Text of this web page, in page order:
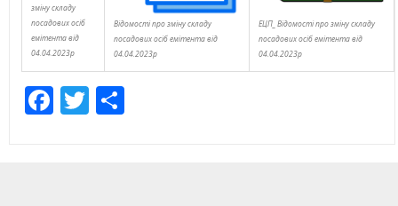
зміну складу
посадових осіб
емітента від
04.04.2023р
Відомості про зміну складу
посадових осіб емітента від
04.04.2023р
ЕЦП_ Відомості про зміну складу
посадових осіб емітента від
04.04.2023р
Facebook
Twitter
Share